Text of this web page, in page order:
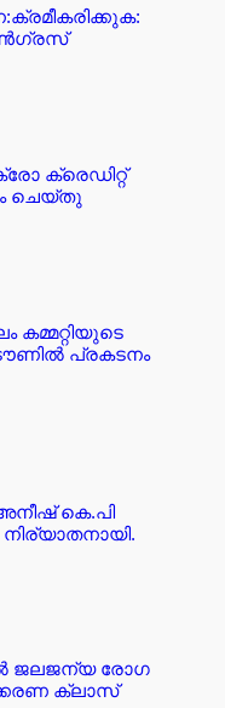
ക്രെഡിറ്റ്‌
ചെയ്തു
കമ്മറ്റിയുടെ
പ്രകടനം
കെ.പി
ജലജന്യ രോഗ
ക്ലാസ്